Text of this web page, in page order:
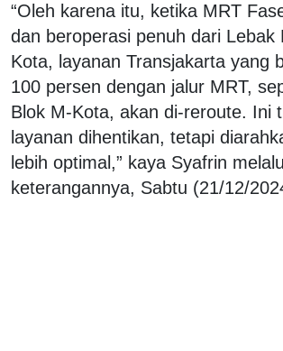
“Oleh karena itu, ketika MRT
dan beroperasi penuh dari Lebak
Kota, layanan Transjakarta yang
100 persen dengan jalur MRT,
Blok M-Kota, akan di-reroute. Ini
layanan dihentikan, tetapi
lebih optimal,” kaya Syafrin
keterangannya, Sabtu (21/12/